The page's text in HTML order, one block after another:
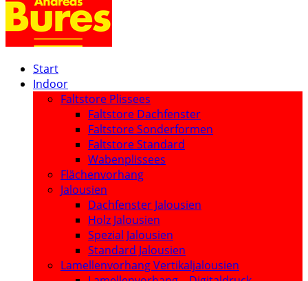
Start
Indoor
Faltstore Plissees
Faltstore Dachfenster
Faltstore Sonderformen
Faltstore Standard
Wabenplissees
Flächenvorhang
Jalousien
Dachfenster Jalousien
Holz Jalousien
Spezial Jalousien
Standard Jalousien
Lamellenvorhang Vertikaljalousien